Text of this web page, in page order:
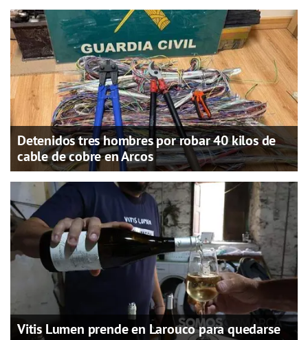
Detenidos tres hombres por robar 40 kilos de
cable de cobre en Arcos
Vitis Lumen prende en Larouco para quedarse